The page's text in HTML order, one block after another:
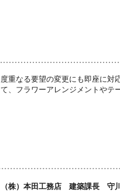
度重なる要望の変更にも即座に対
て、フラワーアレンジメントやテ
（株）本田工務店 建築課長